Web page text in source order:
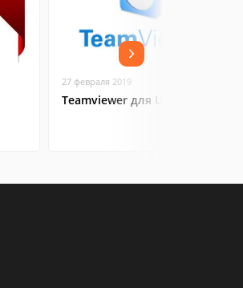
27 февраля 2019
Teamviewer для Ubuntu